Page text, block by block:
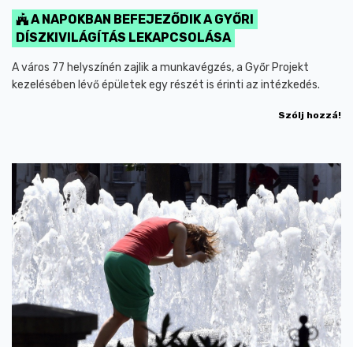
A NAPOKBAN BEFEJEZŐDIK A GYŐRI
DÍSZKIVILÁGÍTÁS LEKAPCSOLÁSA
A város 77 helyszínén zajlik a munkavégzés, a Győr Projekt
kezelésében lévő épületek egy részét is érinti az intézkedés.
Szólj hozzá!